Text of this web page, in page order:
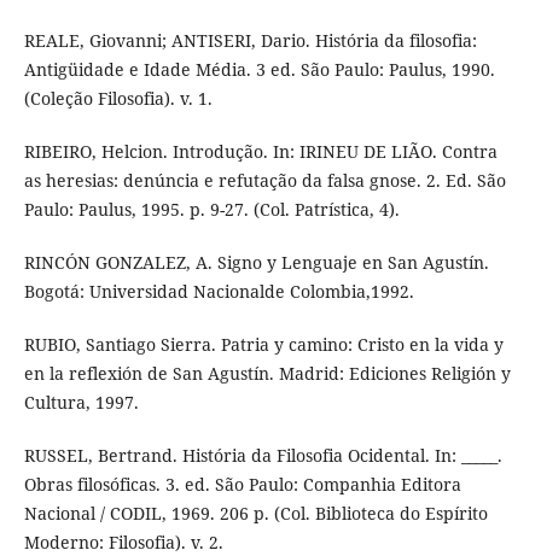
REALE, Giovanni; ANTISERI, Dario. História da filosofia:
Antigüidade e Idade Média. 3 ed. São Paulo: Paulus, 1990.
(Coleção Filosofia). v. 1.
RIBEIRO, Helcion. Introdução. In: IRINEU DE LIÃO. Contra
as heresias: denúncia e refutação da falsa gnose. 2. Ed. São
Paulo: Paulus, 1995. p. 9-27. (Col. Patrística, 4).
RINCÓN GONZALEZ, A. Signo y Lenguaje en San Agustín.
Bogotá: Universidad Nacionalde Colombia,1992.
RUBIO, Santiago Sierra. Patria y camino: Cristo en la vida y
en la reflexión de San Agustín. Madrid: Ediciones Religión y
Cultura, 1997.
RUSSEL, Bertrand. História da Filosofia Ocidental. In: _____.
Obras filosóficas. 3. ed. São Paulo: Companhia Editora
Nacional / CODIL, 1969. 206 p. (Col. Biblioteca do Espírito
Moderno: Filosofia). v. 2.